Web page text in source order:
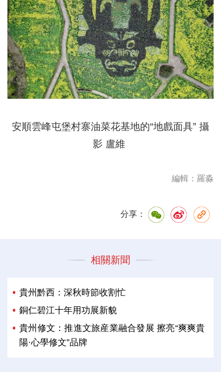
安順雲峰屯堡村寨油菜花基地的“地戲面具” 攝
影 盧維
編輯：羅淼
分享：
相關新聞
貴州黔西：深秋時節收割忙
銅仁碧江十年用功展新貌
貴州修文：推進文旅産業融合發展 擦亮“爽爽貴
陽·心學修文”品牌